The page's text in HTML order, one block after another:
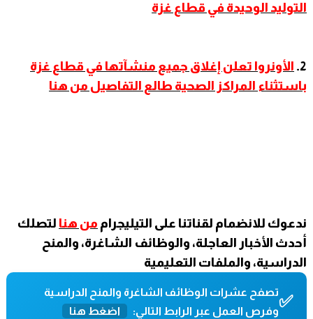
التوليد الوحيدة في قطاع غزة
2. الأونروا تعلن إغلاق جميع منشآتها في قطاع غزة
باستثناء المراكز الصحية طالع التفاصيل من هنا
ندعوك للانضمام لقناتنا على التيليجرام من هنا لتصلك
أحدث الأخبار العاجلة، والوظائف الشاغرة، والمنح
الدراسية، والملفات التعليمية
✅تصفح عشرات الوظائف الشاغرة والمنح الدراسية
وفرص العمل عبر الرابط التالي:
اضغط هنا